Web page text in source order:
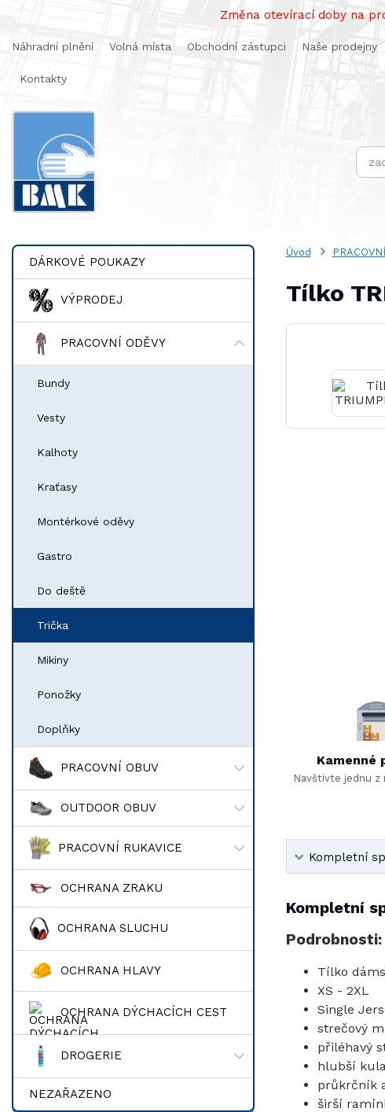
Změna otevírací doby na
Náhradní plnění Volná místa Obchodní zástupci Naše prodejny
Kontakty
DÁRKOVÉ POUKAZY
VÝPRODEJ
PRACOVNÍ ODĚVY
Bundy
Vesty
Kalhoty
Kraťasy
Montérkové oděvy
Gastro
Do deště
Trička
Mikiny
Ponožky
Doplňky
PRACOVNÍ OBUV
OUTDOOR OBUV
PRACOVNÍ RUKAVICE
OCHRANA ZRAKU
OCHRANA SLUCHU
OCHRANA HLAVY
OCHRANA DÝCHACÍCH CEST
DROGERIE
NEZAŘAZENO
Úvod
Tílko
Kamenné
Navštivte jednu z
Kompletní
Kompletní
Podrobnosti:
Tílko
XS - 2XL
Single
strečový
přiléhavý
hlubší
průkrčník
širší